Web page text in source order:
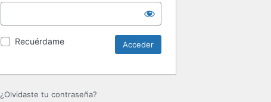
Recuérdame
¿Olvidaste tu contraseña?